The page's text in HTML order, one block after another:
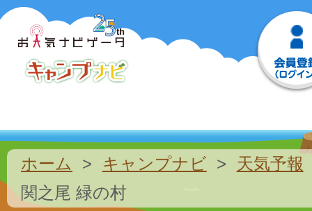
ホーム キャンプナビ
天気予報
関之尾 緑の村